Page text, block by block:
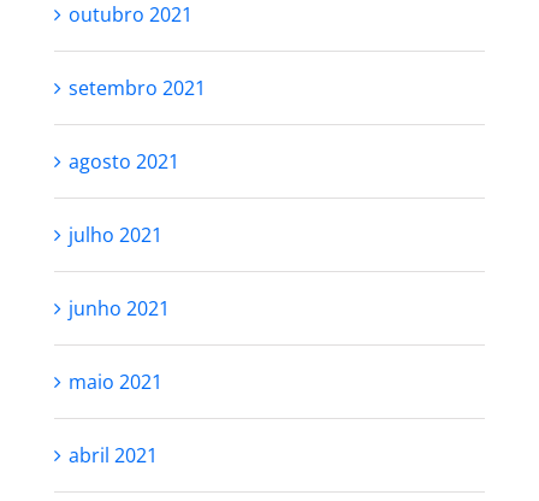
outubro 2021
setembro 2021
agosto 2021
julho 2021
junho 2021
maio 2021
abril 2021